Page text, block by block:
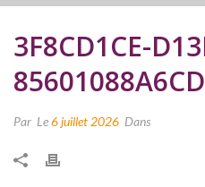
3F8CD1CE-
85601088A6CD
Par Le6 juillet 2026 Dans